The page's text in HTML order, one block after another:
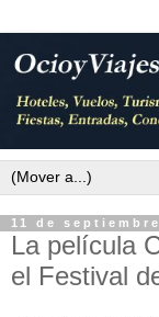
11 de
La película
el Festival